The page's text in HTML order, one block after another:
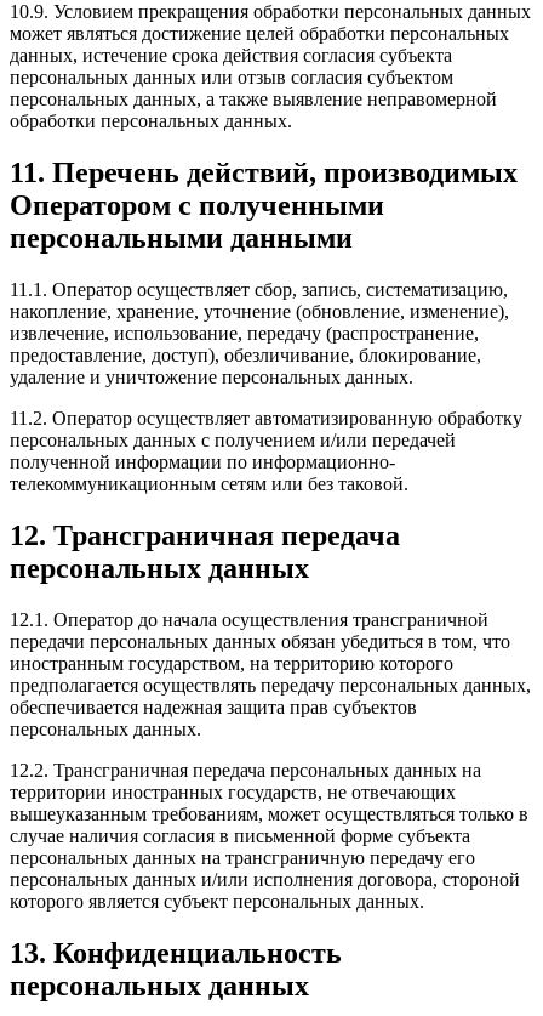
10.9. Условием прекращения обработки персональных данных
может являться достижение целей обработки персональных
данных, истечение срока действия согласия субъекта
персональных данных или отзыв согласия субъектом
персональных данных, а также выявление неправомерной
обработки персональных данных.
11. Перечень действий, производимых
Оператором с полученными
персональными данными
11.1. Оператор осуществляет сбор, запись, систематизацию,
накопление, хранение, уточнение (обновление, изменение),
извлечение, использование, передачу (распространение,
предоставление, доступ), обезличивание, блокирование,
удаление и уничтожение персональных данных.
11.2. Оператор осуществляет автоматизированную обработку
персональных данных с получением и/или передачей
полученной информации по информационно-
телекоммуникационным сетям или без таковой.
12. Трансграничная передача
персональных данных
12.1. Оператор до начала осуществления трансграничной
передачи персональных данных обязан убедиться в том, что
иностранным государством, на территорию которого
предполагается осуществлять передачу персональных данных,
обеспечивается надежная защита прав субъектов
персональных данных.
12.2. Трансграничная передача персональных данных на
территории иностранных государств, не отвечающих
вышеуказанным требованиям, может осуществляться только в
случае наличия согласия в письменной форме субъекта
персональных данных на трансграничную передачу его
персональных данных и/или исполнения договора, стороной
которого является субъект персональных данных.
13. Конфиденциальность
персональных данных